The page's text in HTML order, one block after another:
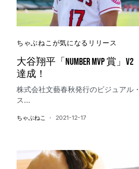
ちゃぶねこが気になるリリース
大谷翔平「Number MVP 賞」V2
達成！
株式会社文藝春秋発行のビジュアル・
ス…
ちゃぶねこ 2021-12-17